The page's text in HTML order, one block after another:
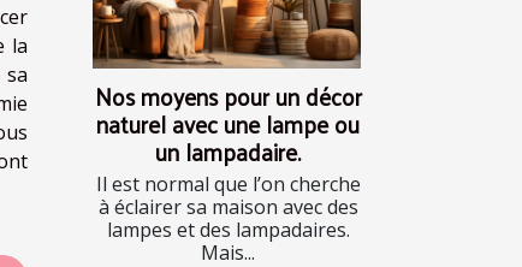
la
Nos moyens pour un décor
naturel avec une lampe ou
un lampadaire.
Il est normal que l’on cherche
à éclairer sa maison avec des
lampes et des lampadaires.
Mais...